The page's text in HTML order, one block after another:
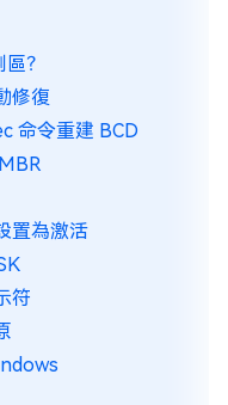
？
修復
命令重建 BCD
置為激活
符